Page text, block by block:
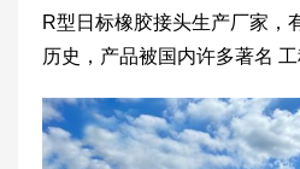
R型日标橡胶接头生产厂家，
历史，产品被国内许多著名 工